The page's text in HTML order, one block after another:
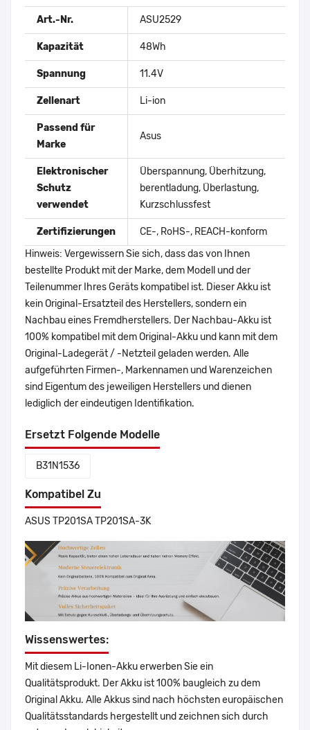
Art.-Nr. ASU2529
Kapazität 48Wh
Spannung 11.4V
Zellenart Li-ion
Passend für
Marke
Asus
Elektronischer
Schutz
verwendet
Überspannung, Überhitzung,
berentladung, Überlastung,
Kurzschlussfest
Zertifizierungen
CE-, RoHS-, REACH-konform
Hinweis: Vergewissern Sie sich, dass das von Ihnen
bestellte Produkt mit der Marke, dem Modell und der
Teilenummer Ihres Geräts kompatibel ist. Dieser Akku ist
kein Original-Ersatzteil des Herstellers, sondern ein
Nachbau eines Fremdherstellers. Der Nachbau-Akku ist
100% kompatibel mit dem Original-Akku und kann mit dem
Original-Ladegerät / -Netzteil geladen werden. Alle
aufgeführten Firmen-, Markennamen und Warenzeichen
sind Eigentum des jeweiligen Herstellers und dienen
lediglich der eindeutigen Identifikation.
Ersetzt Folgende Modelle
B31N1536
Kompatibel Zu
ASUS TP201SA TP201SA-3K
Wissenswertes:
Mit diesem Li-Ionen-Akku erwerben Sie ein
Qualitätsprodukt. Der Akku ist 100% baugleich zu dem
Original Akku. Alle Akkus sind nach höchsten europäischen
Qualitätsstandards hergestellt und zeichnen sich durch